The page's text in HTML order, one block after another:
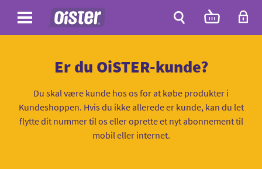
Antal
varer
i
Er du OiSTER-kunde?
Du skal være kunde hos os for at købe produkter i
Kundeshoppen. Hvis du ikke allerede er kunde, kan du let
flytte dit nummer til os eller oprette et nyt abonnement til
mobil eller internet.